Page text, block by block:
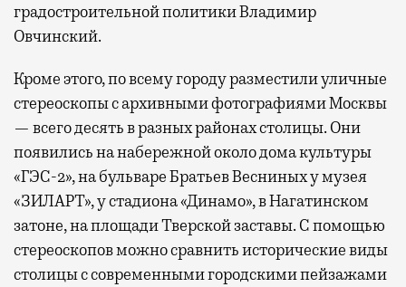
градостроительной политики Владимир
Овчинский.
Кроме этого, по всему городу разместили уличные
стереоскопы с архивными фотографиями Москвы
— всего десять в разных районах столицы. Они
появились на набережной около дома культуры
«ГЭС-2», на бульваре Братьев Весниных у музея
«ЗИЛАРТ», у стадиона «Динамо», в Нагатинском
затоне, на площади Тверской заставы. С помощью
стереоскопов можно сравнить исторические виды
столицы с современными городскими пейзажами